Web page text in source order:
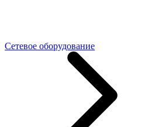
Сетевое оборудование